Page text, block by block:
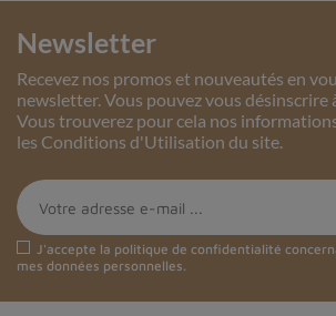
Newsletter
Recevez nos promos et nouveautés en
newsletter. Vous pouvez vous
Vous trouverez pour cela nos
les Conditions d'Utilisation du site.
J'accepte la politique de confidentialité
mes données personnelles.